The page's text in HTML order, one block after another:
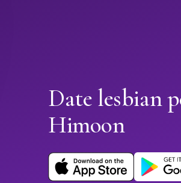
Date lesbian
Himoon